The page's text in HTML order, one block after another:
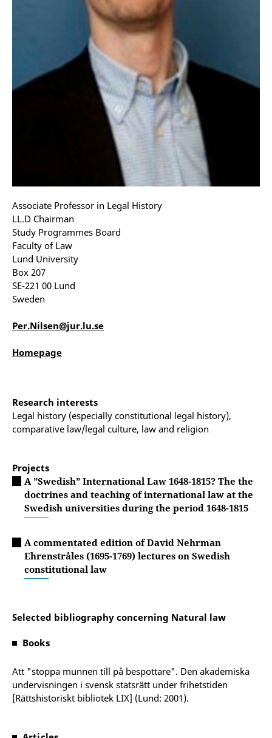
Associate Professor in Legal History
LL.D Chairman
Study Programmes Board
Faculty of Law
Lund University
Box 207
SE-221 00 Lund
Sweden
Per.Nilsen@jur.lu.se
Homepage
Research interests
Legal history (especially constitutional legal history),
comparative law/legal culture, law and religion
Projects
A ”Swedish” International Law 1648-1815? The the
doctrines and teaching of international law at the
Swedish universities during the period 1648-1815
A commentated edition of David Nehrman
Ehrenstråles (1695-1769) lectures on Swedish
constitutional law
Selected bibliography concerning Natural law
Books
Att "stoppa munnen till på bespottare". Den akademiska
undervisningen i svensk statsrätt under frihetstiden
[Rättshistoriskt bibliotek LIX] (Lund: 2001).